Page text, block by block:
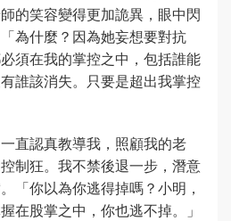
的笑容變得更加詭異，眼中閃
為什麼？因為她妄想要對抗
須在我的掌控之中，包括誰能
誰該消失。只要是超出我掌控
直認真教導我，照顧我的老
制狂。我不禁後退一步，潛意
「你以為你逃得掉嗎？小明，
在股掌之中，你也逃不掉。」